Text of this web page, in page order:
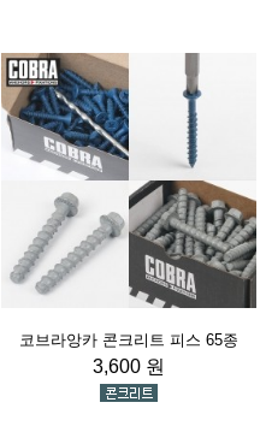
코브라앙카 콘크리트 피스 65종
3,600 원